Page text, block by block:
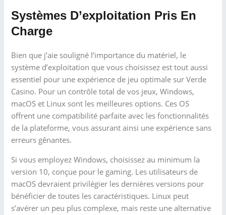
Systèmes D’exploitation Pris En
Charge
Bien que j’aie souligné l’importance du matériel, le
système d’exploitation que vous choisissez est tout aussi
essentiel pour une expérience de jeu optimale sur Verde
Casino. Pour un contrôle total de vos jeux, Windows,
macOS et Linux sont les meilleures options. Ces OS
offrent une compatibilité parfaite avec les fonctionnalités
de la plateforme, vous assurant ainsi une expérience sans
erreurs gênantes.
Si vous employez Windows, choisissez au minimum la
version 10, conçue pour le gaming. Les utilisateurs de
macOS devraient privilégier les dernières versions pour
bénéficier de toutes les caractéristiques. Linux peut
s’avérer un peu plus complexe, mais reste une alternative